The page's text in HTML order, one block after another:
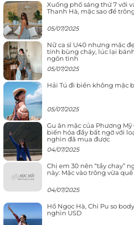
Xuống phố sáng thứ 7 với
Thanh Hà, mặc sao để
05/07/2025
Nữ ca sĩ U40 nhưng mặc
tính bùng cháy, lúc lại
ngôn tình
05/07/2025
Hải Tú đi biển không mặc
05/07/2025
Gu ăn mặc của Phương Mỹ
biến hóa đầy bất ngờ với
nghìn đã mua được
04/07/2025
Chị em 30 nên “tẩy chay”
này: Mặc vào trông vừa
04/07/2025
Hồ Ngọc Hà, Chi Pu so
nghìn USD